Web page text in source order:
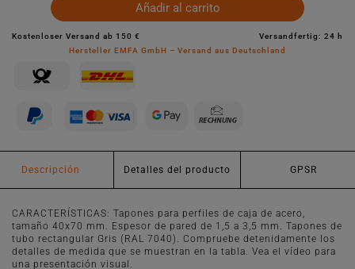
Añadir al carrito
Kostenloser Versand ab 150 €
Versandfertig: 24 h
Hersteller EMFA GmbH – Versand aus Deutschland
Descripción Detalles del producto GPSR
CARACTERÍSTICAS: Tapones para perfiles de caja de acero,
tamaño 40x70 mm. Espesor de pared de 1,5 a 3,5 mm. Tapones de
tubo rectangular Gris (RAL 7040). Compruebe detenidamente los
detalles de medida que se muestran en la tabla. Vea el vídeo para
una presentación visual.